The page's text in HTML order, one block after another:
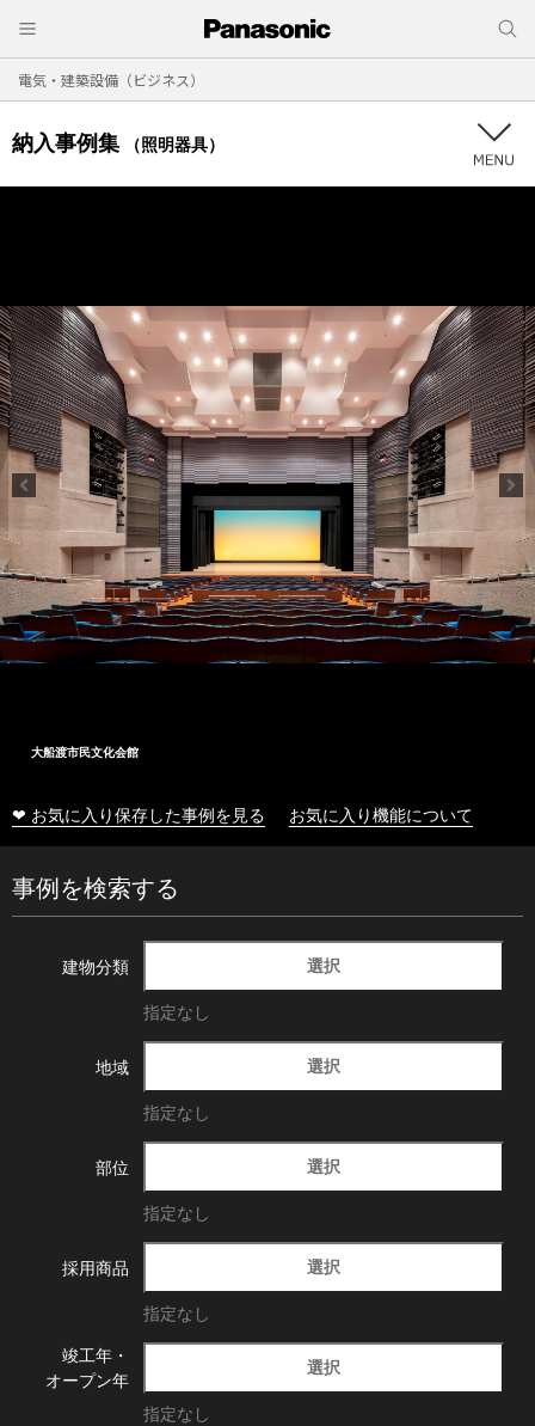
電気・建築設備（ビジネス）
納入事例集 （照明器具）
大船渡市民文化会館
❤ お気に入り保存した事例を見る お気に入り機能について
事例を検索する
建物分類 選択
指定なし
地域 選択
指定なし
部位 選択
指定なし
採用商品 選択
指定なし
竣工年・
オープン年
選択
指定なし